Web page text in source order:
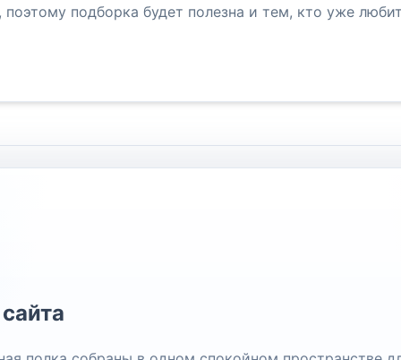
подборка будет полезна и тем, кто уже